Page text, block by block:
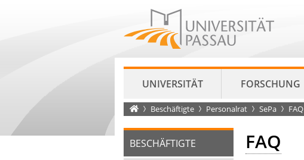
UNIVERSITÄT FORSCHUNG
Startseite
Beschäftigte Personalrat SePa FAQ
BESCHÄFTIGTE FAQ